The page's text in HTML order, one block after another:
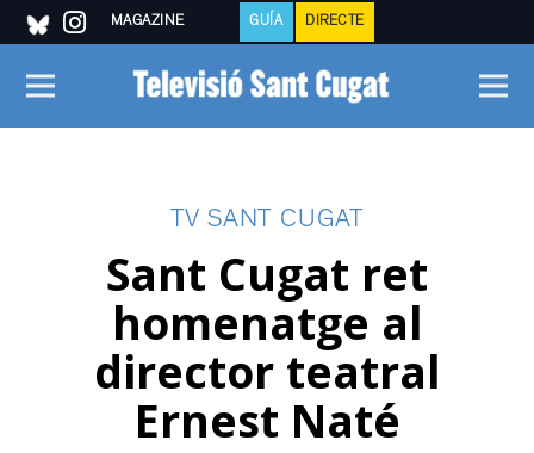
MAGAZINE GUÍA DIRECTE
TV SANT CUGAT
Sant Cugat ret
homenatge al
director teatral
Ernest Naté